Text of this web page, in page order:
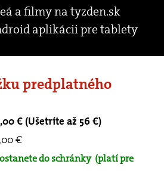
a filmy na tyzden.sk
aplikácii pre tablety
predplatného
€ (Ušetríte až 56 €)
€
do schránky (platí pre